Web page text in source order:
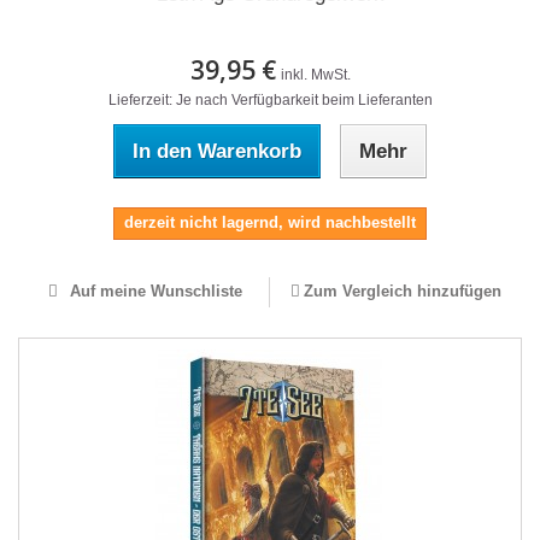
39,95 € inkl. MwSt.
Lieferzeit: Je nach Verfügbarkeit beim Lieferanten
In den Warenkorb Mehr
derzeit nicht lagernd, wird nachbestellt
Auf meine Wunschliste Zum Vergleich hinzufügen